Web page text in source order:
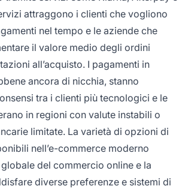
attraggono i clienti che vogliono
nel tempo e le aziende che
il valore medio degli ordini
all’acquisto. I pagamenti in
ancora di nicchia, stanno
tra i clienti più tecnologici e le
in regioni con valute instabili o
limitate. La varietà di opzioni di
nell’e-commerce moderno
del commercio online e la
diverse preferenze e sistemi di